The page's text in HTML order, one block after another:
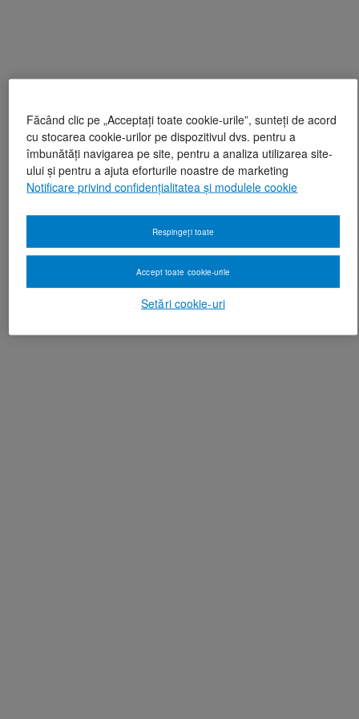
Făcând clic pe „Acceptați toate cookie-urile”, sunteți de acord
cu stocarea cookie-urilor pe dispozitivul dvs. pentru a
îmbunătăți navigarea pe site, pentru a analiza utilizarea site-
ului și pentru a ajuta eforturile noastre de marketing
Notificare privind confidențialitatea și modulele cookie
Setări cookie-uri
Respingeți toate
Accept toate cookie-urile